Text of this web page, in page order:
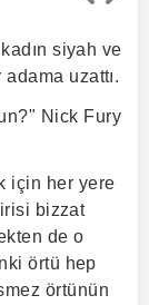
siyah ve
uzattı.
Nick Fury
için her yere
bizzat
de o
örtü hep
örtünün